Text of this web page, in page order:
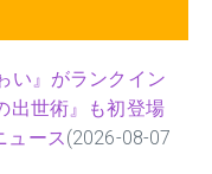
い』がランクイン
出世術』も初登場
ュース(2026-08-07